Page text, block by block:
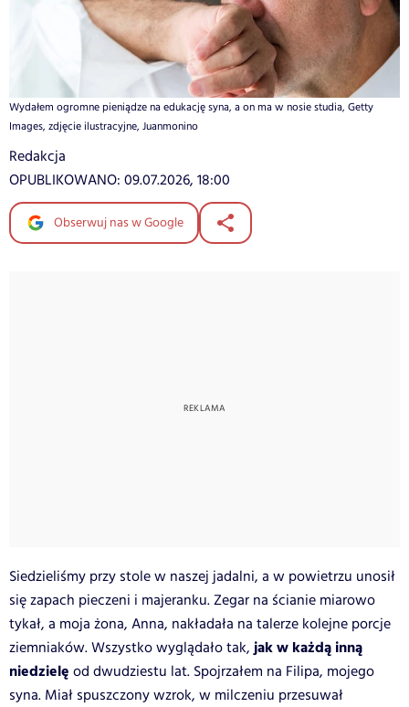
Wydałem ogromne pieniądze na edukację syna, a on ma w nosie studia, Getty
Images, zdjęcie ilustracyjne, Juanmonino
Redakcja
OPUBLIKOWANO: 09.07.2026, 18:00
Obserwuj nas w Google
Siedzieliśmy przy stole w naszej jadalni, a w powietrzu unosił
się zapach pieczeni i majeranku. Zegar na ścianie miarowo
tykał, a moja żona, Anna, nakładała na talerze kolejne porcje
ziemniaków. Wszystko wyglądało tak,jak w każdą inną
niedzielę od dwudziestu lat. Spojrzałem na Filipa, mojego
syna. Miał spuszczony wzrok, w milczeniu przesuwał